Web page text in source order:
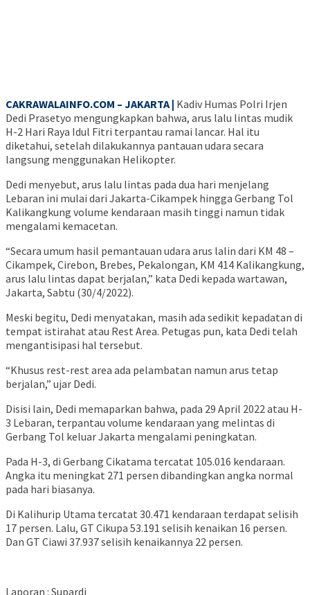
CAKRAWALAINFO.COM – JAKARTA | Kadiv Humas Polri Irjen
Dedi Prasetyo mengungkapkan bahwa, arus lalu lintas mudik
H-2 Hari Raya Idul Fitri terpantau ramai lancar. Hal itu
diketahui, setelah dilakukannya pantauan udara secara
langsung menggunakan Helikopter.
Dedi menyebut, arus lalu lintas pada dua hari menjelang
Lebaran ini mulai dari Jakarta-Cikampek hingga Gerbang Tol
Kalikangkung volume kendaraan masih tinggi namun tidak
mengalami kemacetan.
“Secara umum hasil pemantauan udara arus lalin dari KM 48 –
Cikampek, Cirebon, Brebes, Pekalongan, KM 414 Kalikangkung,
arus lalu lintas dapat berjalan,” kata Dedi kepada wartawan,
Jakarta, Sabtu (30/4/2022).
Meski begitu, Dedi menyatakan, masih ada sedikit kepadatan di
tempat istirahat atau Rest Area. Petugas pun, kata Dedi telah
mengantisipasi hal tersebut.
“Khusus rest-rest area ada pelambatan namun arus tetap
berjalan,” ujar Dedi.
Disisi lain, Dedi memaparkan bahwa, pada 29 April 2022 atau H-
3 Lebaran, terpantau volume kendaraan yang melintas di
Gerbang Tol keluar Jakarta mengalami peningkatan.
Pada H-3, di Gerbang Cikatama tercatat 105.016 kendaraan.
Angka itu meningkat 271 persen dibandingkan angka normal
pada hari biasanya.
Di Kalihurip Utama tercatat 30.471 kendaraan terdapat selisih
17 persen. Lalu, GT Cikupa 53.191 selisih kenaikan 16 persen.
Dan GT Ciawi 37.937 selisih kenaikannya 22 persen.
Laporan : Supardi